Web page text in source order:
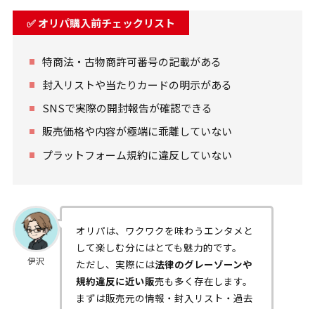
✅オリパ購入前チェックリスト
特商法・古物商許可番号の記載がある
封入リストや当たりカードの明示がある
SNSで実際の開封報告が確認できる
販売価格や内容が極端に乖離していない
プラットフォーム規約に違反していない
伊沢
オリパは、ワクワクを味わうエンタメと
して楽しむ分にはとても魅力的です。
ただし、実際には法律のグレーゾーンや
規約違反に近い販売も多く存在します。
まずは販売元の情報・封入リスト・過去